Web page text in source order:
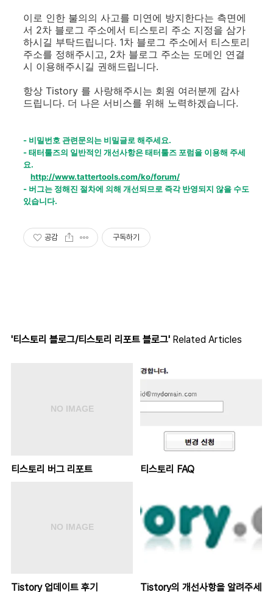
이로 인한 불의의 사고를 미연에 방지한다는 측면에
서 2차 블로그 주소에서 티스토리 주소 지정을 삼가
하시길 부탁드립니다. 1차 블로그 주소에서 티스토리
주소를 정해주시고, 2차 블로그 주소는 도메인 연결
시 이용해주시길 권해드립니다.
항상 Tistory 를 사랑해주시는 회원 여러분께 감사
드립니다. 더 나은 서비스를 위해 노력하겠습니다.
- 비밀번호 관련문의는 비밀글로 해주세요.
- 태터툴즈의 일반적인 개선사항은 태터툴즈 포럼을 이용해 주세
요.
http://www.tattertools.com/ko/forum/
- 버그는 정해진 절차에 의해 개선되므로 즉각 반영되지 않을 수도
있습니다.
공감 구독하기
'티스토리 블로그/티스토리 리포트 블로그' Related Articles
티스토리 버그 리포트 티스토리 FAQ
Tistory 업데이트 후기 Tistory의 개선사항을 알려주세